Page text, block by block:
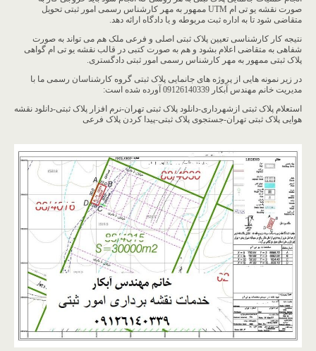
صورت نقشه یو تی ام UTM ممهور به مهر کارشناس رسمی امور ثبتی تحویل
متقاضی شود تا به اداره ثبت مربوطه و یا دادگاه ارائه دهد.
نتیجه کار کارشناسی تعیین پلاک ثبتی اصلی و فرعی ملک هم می تواند به صورت
شفاهی به متقاضی اعلام بشود و هم به صورت کتبی در قالب نقشه یو تی ام گواهی
پلاک ثبتی ممهور به مهر کارشناس رسمی امور ثبتی دادگستری.
در زیر نمونه هایی از پروژه های جانمایی پلاک ثبتی گروه کارشناسان رسمی ما با
مدیریت خانم مهندس آبکار 09126140339 آورده شده است:
استعلام پلاک ثبتی ازشهرداری-دانلود پلاک ثبتی تهران-نرم افزار پلاک ثبتی-دانلود نقشه
هوایی پلاک ثبتی تهران-جستجوی پلاک ثبتی-پیدا کردن پلاک فرعی